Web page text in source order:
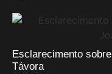
Esclarecimento
Távora